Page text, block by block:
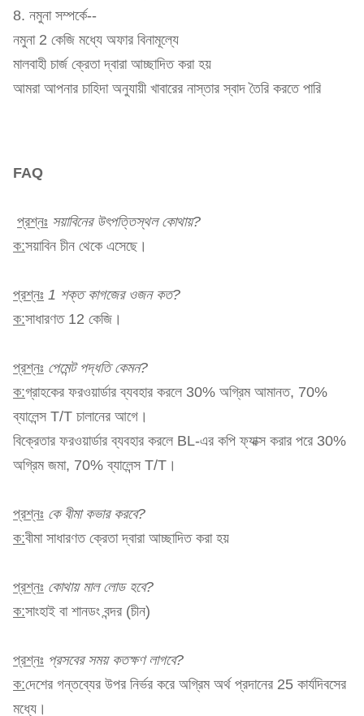
8. নমুনা সম্পর্কে--
নমুনা 2 কেজি মধ্যে অফার বিনামূল্যে
মালবাহী চার্জ ক্রেতা দ্বারা আচ্ছাদিত করা হয়
আমরা আপনার চাহিদা অনুযায়ী খাবারের নাস্তার স্বাদ তৈরি করতে পারি
FAQ
প্রশ্নঃ সয়াবিনের উৎপত্তিস্থল কোথায়?
ক:সয়াবিন চীন থেকে এসেছে।
প্রশ্নঃ 1 শক্ত কাগজের ওজন কত?
ক:সাধারণত 12 কেজি।
প্রশ্নঃ পেমেন্ট পদ্ধতি কেমন?
ক:গ্রাহকের ফরওয়ার্ডার ব্যবহার করলে 30% অগ্রিম আমানত, 70%
ব্যালেন্স T/T চালানের আগে।
বিক্রেতার ফরওয়ার্ডার ব্যবহার করলে BL-এর কপি ফ্যাক্স করার পরে 30%
অগ্রিম জমা, 70% ব্যালেন্স T/T।
প্রশ্নঃ কে বীমা কভার করবে?
ক:বীমা সাধারণত ক্রেতা দ্বারা আচ্ছাদিত করা হয়
প্রশ্নঃ কোথায় মাল লোড হবে?
ক:সাংহাই বা শানডং বন্দর (চীন)
প্রশ্নঃ প্রসবের সময় কতক্ষণ লাগবে?
ক:দেশের গন্তব্যের উপর নির্ভর করে অগ্রিম অর্থ প্রদানের 25 কার্যদিবসের
মধ্যে।